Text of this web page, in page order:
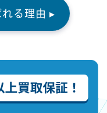
る理由 ▸